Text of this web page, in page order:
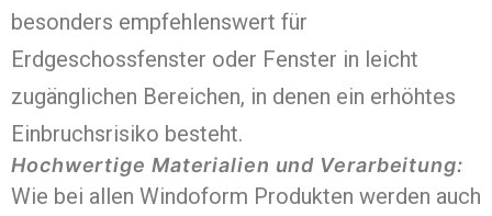
besonders empfehlenswert für
Erdgeschossfenster oder Fenster in leicht
zugänglichen Bereichen, in denen ein erhöhtes
Einbruchsrisiko besteht.
Hochwertige Materialien und Verarbeitung:
Wie bei allen Windoform Produkten werden auch